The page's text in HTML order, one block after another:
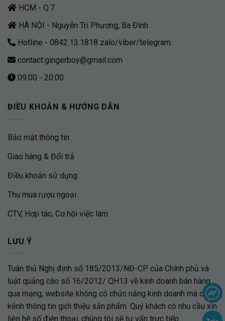
HCM - Q.7
HÀ NỘI - Nguyễn Tri Phương, Ba Đình
Hotline - 0842.13.1818 zalo/viber/telegram
contact.gingerboy@gmail.com
09:00 - 20:00
ĐIỀU KHOẢN & HƯỚNG DẪN
Bảo mật thông tin
Giao hàng & Đổi trả
Điều khoản sử dụng
Thu mua rượu ngoại
CTV, Hợp tác, Cơ hội việc làm
LƯU Ý
Tuân thủ Nghị định số 185/2013/NĐ-CP của Chính phủ và
luật quảng cáo số 16/2012/ QH13 về kinh doanh bán hàng
qua mạng, website không có chức năng kinh doanh mà chỉ là
kênh thông tin giới thiệu sản phẩm. Quý khách có nhu cầu xin
liên hệ số điện thoại, chúng tôi sẽ tư vấn trực tiếp.